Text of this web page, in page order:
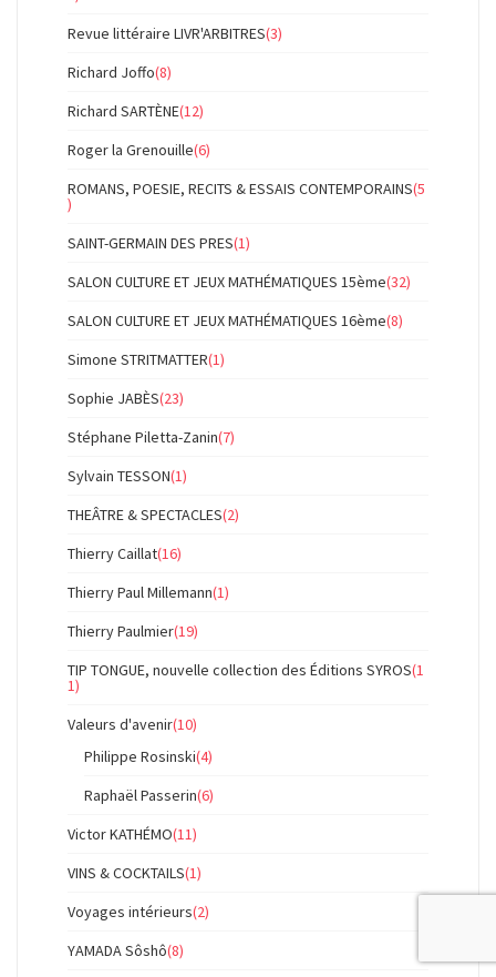
Revue littéraire LIVR'ARBITRES(3)
Richard Joffo(8)
Richard SARTÈNE(12)
Roger la Grenouille(6)
ROMANS, POESIE, RECITS & ESSAIS CONTEMPORAINS(5
)
SAINT-GERMAIN DES PRES(1)
SALON CULTURE ET JEUX MATHÉMATIQUES 15ème(32)
SALON CULTURE ET JEUX MATHÉMATIQUES 16ème(8)
Simone STRITMATTER(1)
Sophie JABÈS(23)
Stéphane Piletta-Zanin(7)
Sylvain TESSON(1)
THEÂTRE & SPECTACLES(2)
Thierry Caillat(16)
Thierry Paul Millemann(1)
Thierry Paulmier(19)
TIP TONGUE, nouvelle collection des Éditions SYROS(1
1)
Valeurs d'avenir(10)
Philippe Rosinski(4)
Raphaël Passerin(6)
Victor KATHÉMO(11)
VINS & COCKTAILS(1)
Voyages intérieurs(2)
YAMADA Sôshô(8)